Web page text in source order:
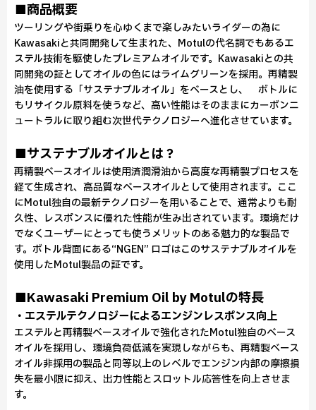
■商品概要
ツーリングや街乗りを心ゆくまで楽しみたいライダーの為に
Kawasakiと共同開発して生まれた、Motulの代名詞でもあるエ
ステル技術を駆使したプレミアムオイルです。Kawasakiとの共
同開発の証としてオイルの色にはライムグリーンを採用。再精製
油を使用する「サステナブルオイル」をベースとし、 ボトルに
もリサイクル原料を使うなど、高い性能はそのままにカーボンニ
ュートラルに取り組む次世代テクノロジーへ進化させています。
■サステナブルオイルとは？
再精製ベースオイルは使用済潤滑油から高度な再精製プロセスを
経て生成され、高品質なベースオイルとして使用されます。ここ
にMotul独自の最新テクノロジーを用いることで、通常よりも耐
久性、レスポンスに優れた性能が生み出されています。環境だけ
でなくユーザーにとっても使うメリットのある魅力的な製品で
す。ボトル背面にある“NGEN” ロゴはこのサステナブルオイルを
使用したMotul製品の証です。
■Kawasaki Premium Oil by Motulの特長
・エステルテクノロジーによるエンジンレスポンス向上
エステルと再精製ベースオイルで強化されたMotul独自のベース
オイルを採用し、環境負荷低減を実現しながらも、再精製ベース
オイル非採用の製品と同等以上のレベルでエンジン内部の摩擦損
失を最小限に抑え、出力性能とスロットル応答性を向上させま
す。